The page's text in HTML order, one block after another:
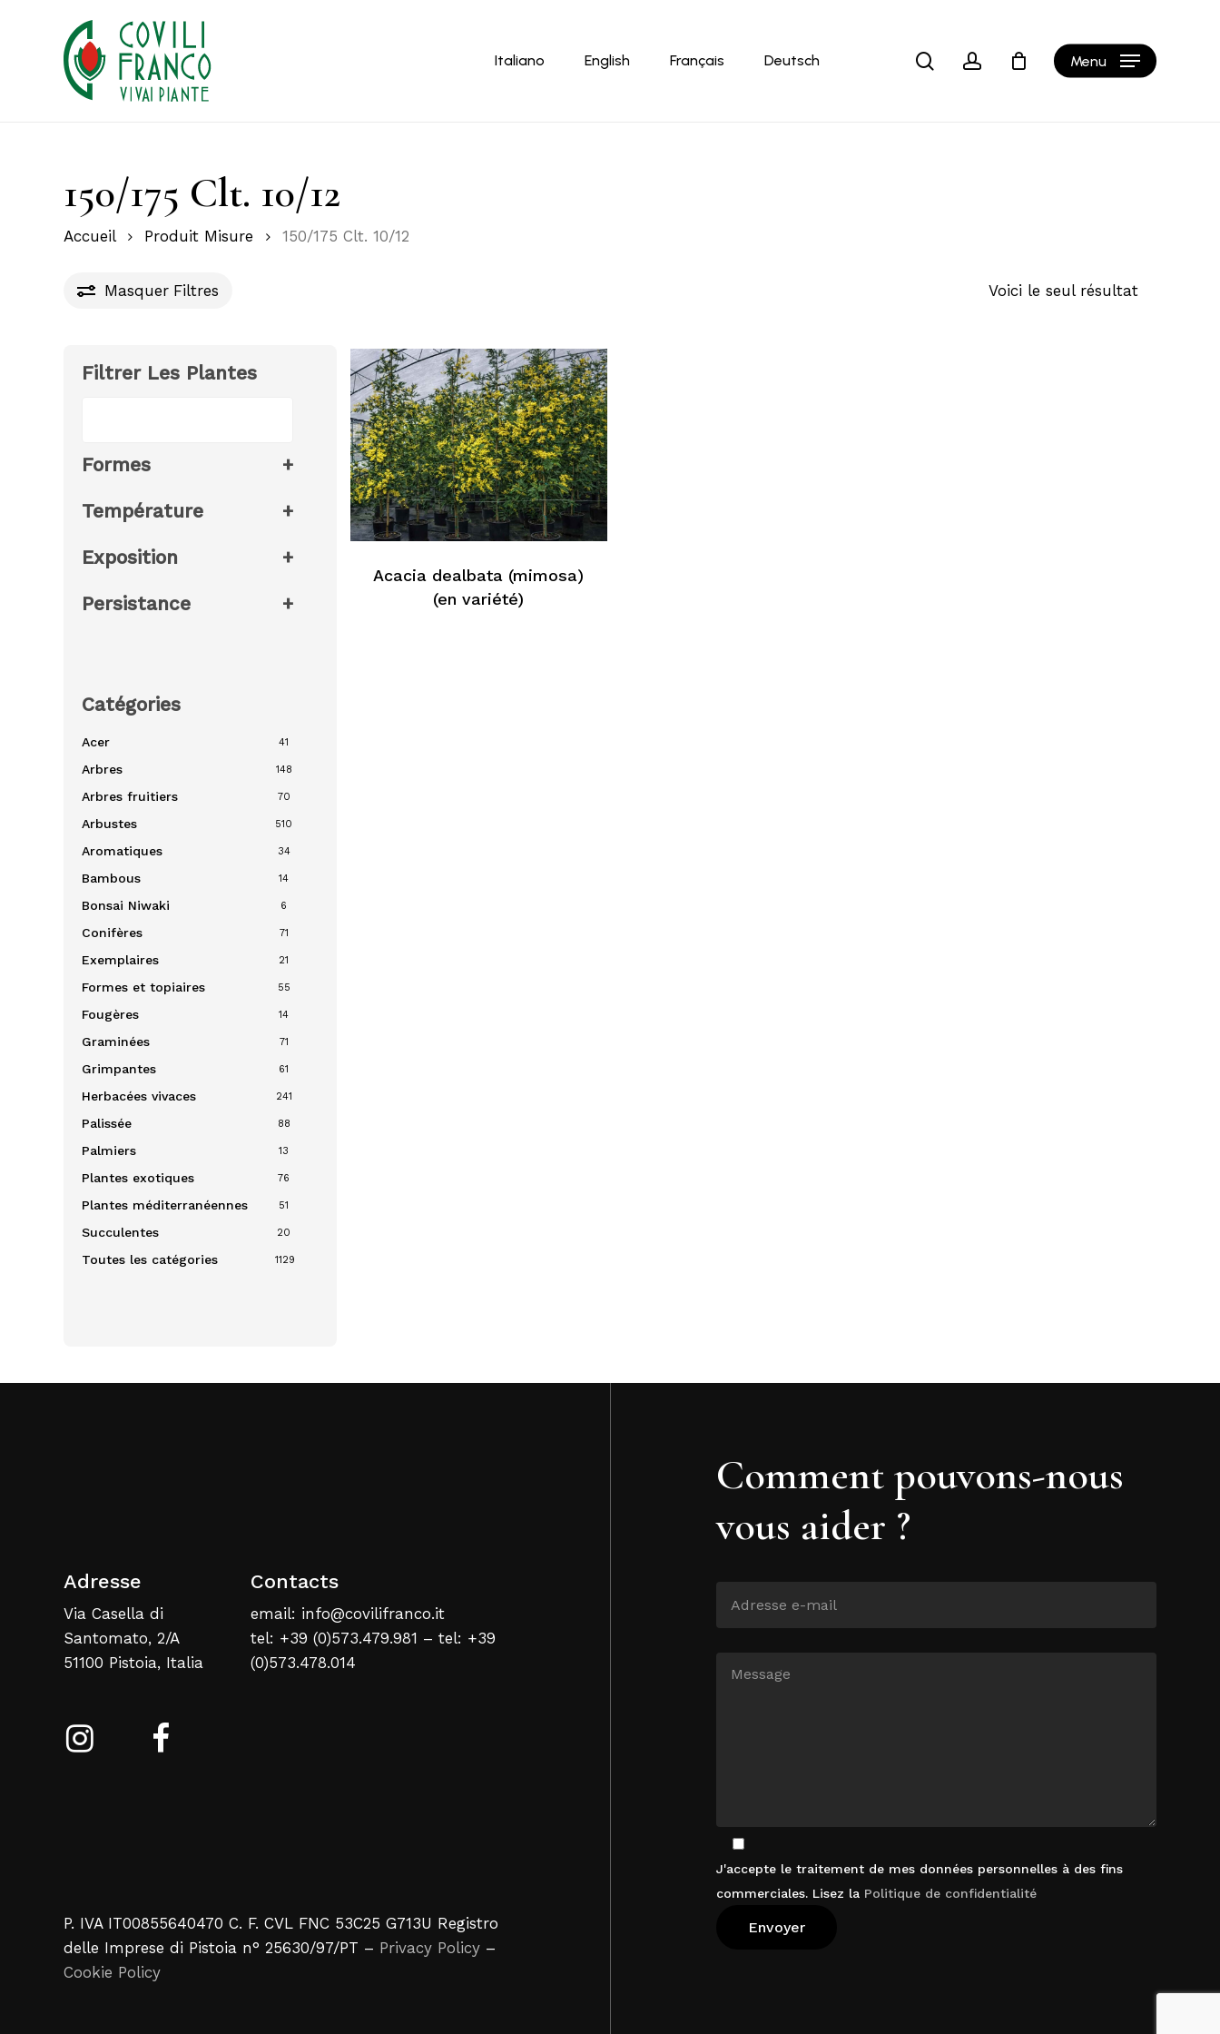
Italiano English Français Deutsch searchaccount Menu Cart
150/175 Clt. 10/12
Accueil Produit Misure 150/175 Clt. 10/12
Masquer Filtres Voici le seul résultat
Filtrer Les Plantes
Formes +
Température +
Exposition +
Persistance +
Catégories
Acer 41
Arbres 148
Arbres fruitiers 70
Arbustes 510
Aromatiques 34
Bambous 14
Bonsai Niwaki 6
Conifères 71
Exemplaires 21
Formes et topiaires 55
Fougères 14
Graminées 71
Grimpantes 61
Herbacées vivaces 241
Palissée 88
Palmiers 13
Plantes exotiques 76
Plantes méditerranéennes 51
Succulentes 20
Toutes les catégories 1129
Acacia dealbata (mimosa)
(en variété)
Adresse
Via Casella di
Santomato, 2/A
51100 Pistoia, Italia
Contacts
email: info@covilifranco.it
tel: +39 (0)573.479.981 – tel: +39
(0)573.478.014
P. IVA IT00855640470 C. F. CVL FNC 53C25 G713U Registro
delle Imprese di Pistoia n° 25630/97/PT – Privacy Policy –
Cookie Policy
Comment pouvons-nous
vous aider ?
J'accepte le traitement de mes données personnelles à des fins
commerciales. Lisez la Politique de confidentialité